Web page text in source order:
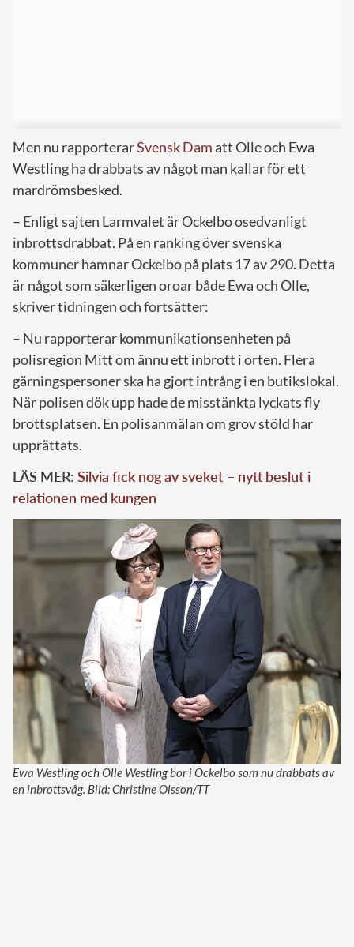
Men nu rapporterarSvensk Dam att Olle och Ewa
Westling ha drabbats av något man kallar för ett
mardrömsbesked.
– Enligt sajten Larmvalet är Ockelbo osedvanligt
inbrottsdrabbat. På en ranking över svenska
kommuner hamnar Ockelbo på plats 17 av 290. Detta
är något som säkerligen oroar både Ewa och Olle,
skriver tidningen och fortsätter:
– Nu rapporterar kommunikationsenheten på
polisregion Mitt om ännu ett inbrott i orten. Flera
gärningspersoner ska ha gjort intrång i en butikslokal.
När polisen dök upp hade de misstänkta lyckats fly
brottsplatsen. En polisanmälan om grov stöld har
upprättats.
LÄS MER: Silvia fick nog av sveket – nytt beslut i
relationen med kungen
Ewa Westling och Olle Westling bor i Ockelbo som nu drabbats av
en inbrottsvåg. Bild: Christine Olsson/TT